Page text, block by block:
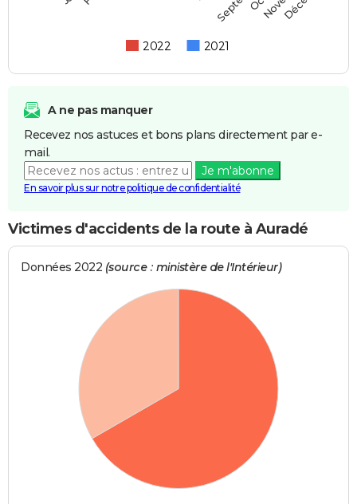
2022 2021
A ne pas manquer
Recevez nos astuces et bons plans directement par e-
mail.
Je m'abonne
En savoir plus sur notre politique de confidentialité
Victimes d'accidents de la route à Auradé
Données 2022 (source : ministère de l'Intérieur)